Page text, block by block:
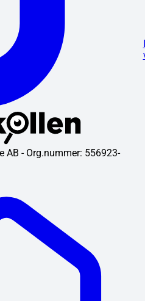
- Org.nummer: 556923-